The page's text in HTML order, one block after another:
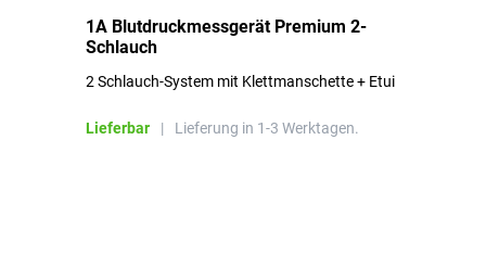
1A Blutdruckmessgerät Premium 2-
Schlauch
2 Schlauch-System mit Klettmanschette + Etui
Lieferbar | Lieferung in 1-3 Werktagen.